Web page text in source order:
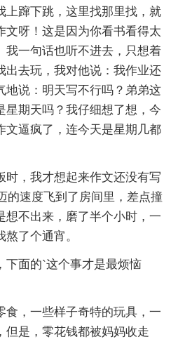
上蹿下跳，这里找那里找，就
文呀！这是因为你看书看得太
我一句话也听不进去，只想着
出去玩，我对他说：我作业还
地说：明天写不行吗？弟弟这
星期天吗？我仔细想了想，今
文逼疯了，连今天是星期几都
，我才想起来作文还没有写
的速度飞到了房间里，差点撞
想不出来，磨了半个小时，一
了个通宵。
面的`这个事才是最烦恼
，一些样子奇特的玩具，一
但是，零花钱都被妈妈收走